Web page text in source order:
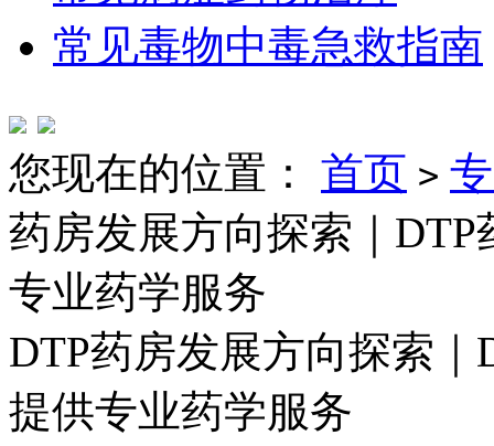
常见毒物中毒急救指南
您现在的位置： 首页 >
药房发展方向探索｜
专业药学服务
DTP药房发展方向探索
提供专业药学服务